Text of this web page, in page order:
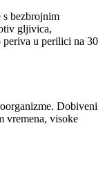
s bezbrojnim
gljivica,
u perilici na 30
Dobiveni
vremena, visoke